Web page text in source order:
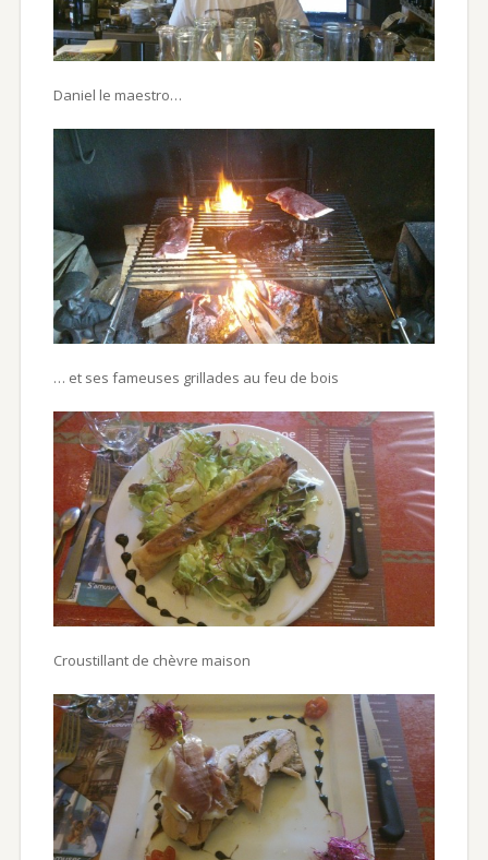
Daniel le maestro…
… et ses fameuses grillades au feu de bois
Croustillant de chèvre maison